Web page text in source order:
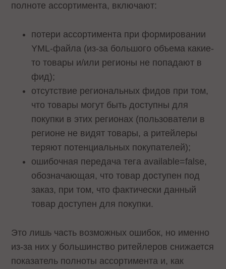
полноте ассортимента, включают:
потери ассортимента при формировании
YML-файла (из-за большого объема какие-
то товары и/или регионы не попадают в
фид);
отсутствие региональных фидов при том,
что товары могут быть доступны для
покупки в этих регионах (пользователи в
регионе не видят товары, а ритейлеры
теряют потенциальных покупателей);
ошибочная передача тега available=false,
обозначающая, что товар доступен под
заказ, при том, что фактически данный
товар доступен для покупки.
Это лишь часть возможных ошибок, но именно
из-за них у большинство ритейлеров снижается
показатель полноты ассортимента и, как